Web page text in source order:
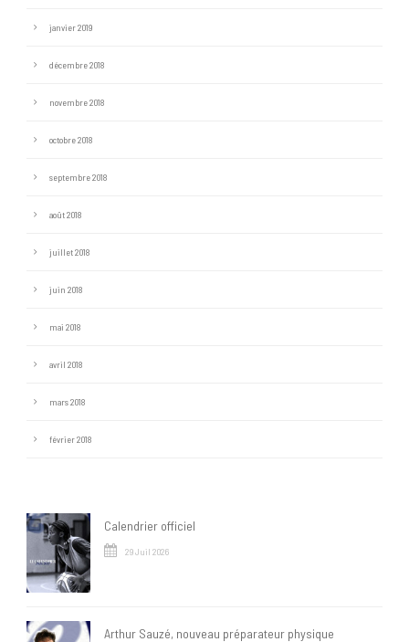
janvier 2019
décembre 2018
novembre 2018
octobre 2018
septembre 2018
août 2018
juillet 2018
juin 2018
mai 2018
avril 2018
mars 2018
février 2018
Calendrier officiel
29 Juil 2026
Arthur Sauzé, nouveau préparateur physique